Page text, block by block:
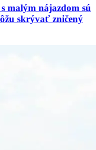
malým nájazdom sú
skrývať zničený